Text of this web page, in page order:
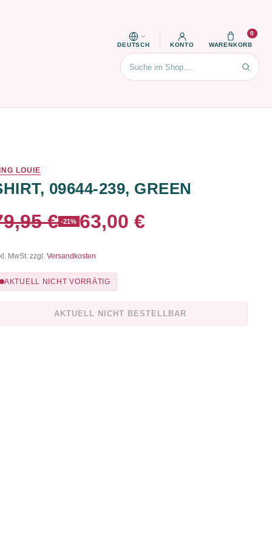
DEUTSCH KONTO WARENKORB
0
Suchen
LOUIE
09644-239, GREEN
€ -21% 63,00 €
MwSt. zzgl. Versandkosten
AKTUELL NICHT VORRÄTIG
AKTUELL NICHT BESTELLBAR